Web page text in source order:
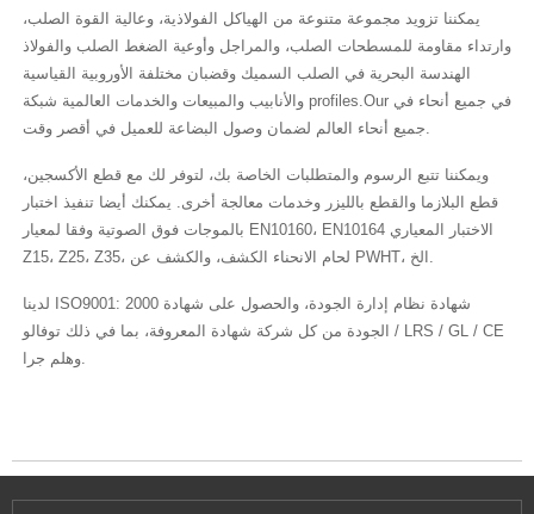
يمكننا تزويد مجموعة متنوعة من الهياكل الفولاذية، وعالية القوة الصلب،
وارتداء مقاومة للمسطحات الصلب، والمراجل وأوعية الضغط الصلب والفولاذ
الهندسة البحرية في الصلب السميك وقضبان مختلفة الأوروبية القياسية
والأنابيب والمبيعات والخدمات العالمية شبكة profiles.Our في جميع أنحاء في
جميع أنحاء العالم لضمان وصول البضاعة للعميل في أقصر وقت.
ويمكننا تتبع الرسوم والمتطلبات الخاصة بك، لتوفر لك مع قطع الأكسجين،
قطع البلازما والقطع بالليزر وخدمات معالجة أخرى. يمكنك أيضا تنفيذ اختبار
بالموجات فوق الصوتية وفقا لمعيار EN10160، EN10164 الاختبار المعياري
Z15، Z25، Z35، لحام الانحناء الكشف، والكشف عن PWHT، الخ.
لدينا ISO9001: 2000 شهادة نظام إدارة الجودة، والحصول على شهادة
الجودة من كل شركة شهادة المعروفة، بما في ذلك توفالو / LRS / GL / CE
وهلم جرا.